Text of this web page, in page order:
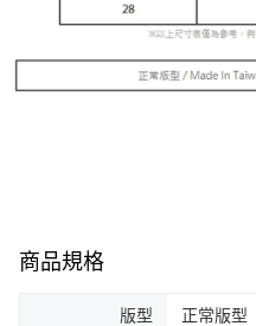
商品規格
版型 正常版型